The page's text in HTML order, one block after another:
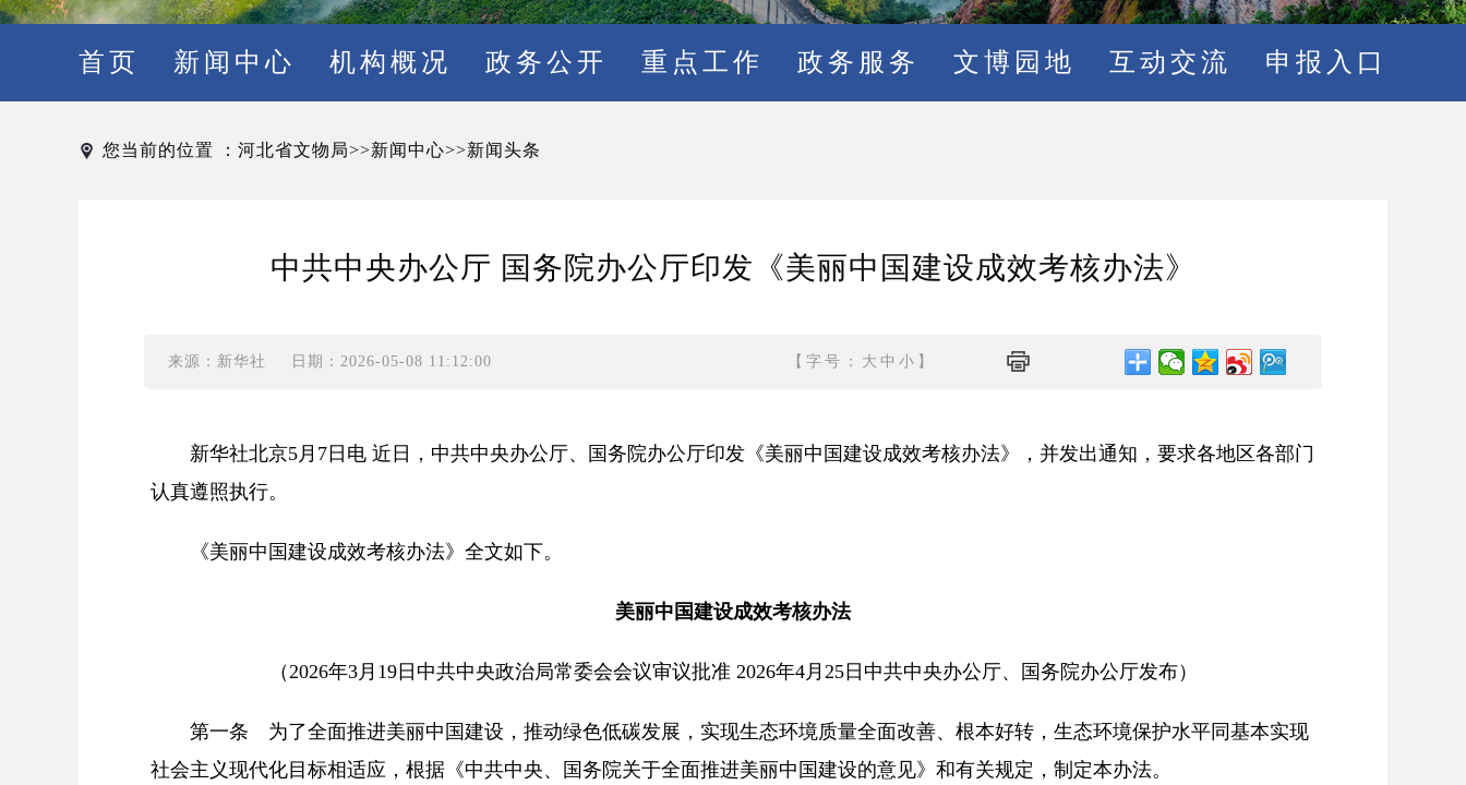
首页 新闻中心 机构概况 政务公开 重点工作 政务服务 文博园地 互动交流 申报入口
您当前的位置 ： 河北省文物局>>新闻中心>>新闻头条
中共中央办公厅 国务院办公厅印发《美丽中国建设成效考核办法》
来源：新华社 日期：2026-05-08 11:12:00 【字号： 大 中 小 】
新华社北京5月7日电 近日，中共中央办公厅、国务院办公厅印发《美丽中国建设成效考核办法》，并发出通知，要求各地区各部门
认真遵照执行。
《美丽中国建设成效考核办法》全文如下。
美丽中国建设成效考核办法
（2026年3月19日中共中央政治局常委会会议审议批准 2026年4月25日中共中央办公厅、国务院办公厅发布）
第一条 为了全面推进美丽中国建设，推动绿色低碳发展，实现生态环境质量全面改善、根本好转，生态环境保护水平同基本实现
社会主义现代化目标相适应，根据《中共中央、国务院关于全面推进美丽中国建设的意见》和有关规定，制定本办法。